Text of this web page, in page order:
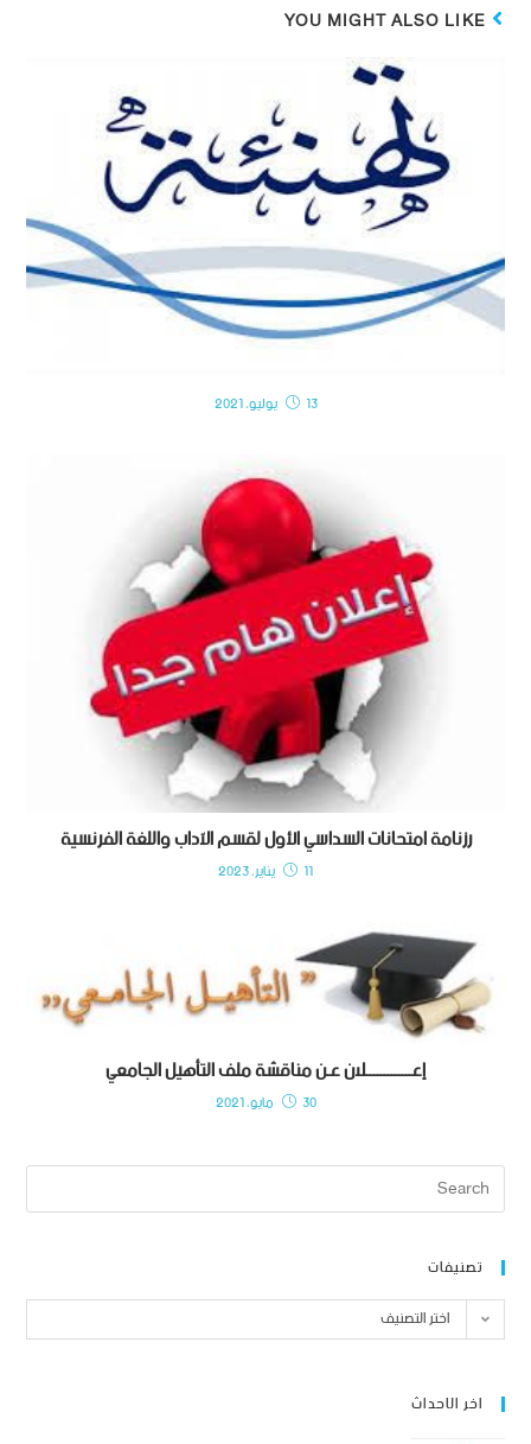
YOU MIGHT ALSO LIKE
13 يوليو، 2021
رزنامة امتحانات السداسي الأول لقسم الآداب واللغة الفرنسية
11 يناير، 2023
إعـــــــــــــلان عـن مناقشة ملف التأهيل الجامعي
30 مايو، 2021
تصنيفات
اختر التصنيف
اخر الاحداث